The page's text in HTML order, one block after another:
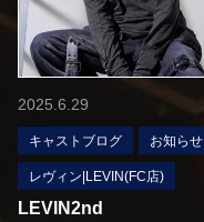
2025.6.29
キャストブログ お知らせ
レヴィン|LEVIN(FC店)
LEVIN2nd